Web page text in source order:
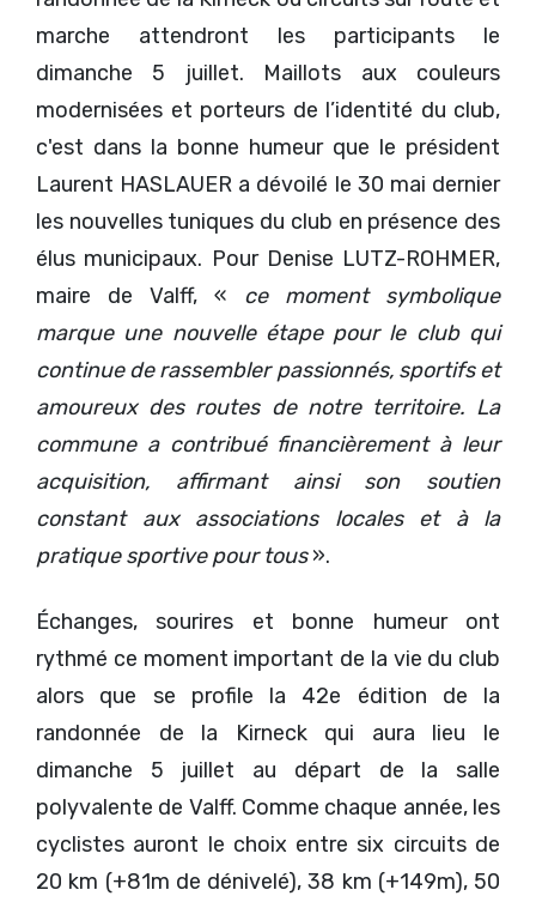
marche attendront les participants le
dimanche 5 juillet. Maillots aux couleurs
modernisées et porteurs de l’identité du club,
c'est dans la bonne humeur que le président
Laurent HASLAUER a dévoilé le 30 mai dernier
les nouvelles tuniques du club en présence des
élus municipaux. Pour Denise LUTZ-ROHMER,
maire de Valff, « ce moment symbolique
marque une nouvelle étape pour le club qui
continue de rassembler passionnés, sportifs et
amoureux des routes de notre territoire. La
commune a contribué financièrement à leur
acquisition, affirmant ainsi son soutien
constant aux associations locales et à la
pratique sportive pour tous».
Échanges, sourires et bonne humeur ont
rythmé ce moment important de la vie du club
alors que se profile la 42e édition de la
randonnée de la Kirneck qui aura lieu le
dimanche 5 juillet au départ de la salle
polyvalente de Valff. Comme chaque année, les
cyclistes auront le choix entre six circuits de
20 km (+81m de dénivelé), 38 km (+149m), 50